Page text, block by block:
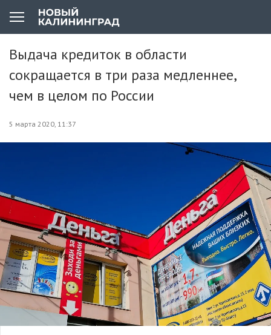
Выдача кредиток в области
сокращается в три раза медленнее,
чем в целом по России
5 марта 2020, 11:37